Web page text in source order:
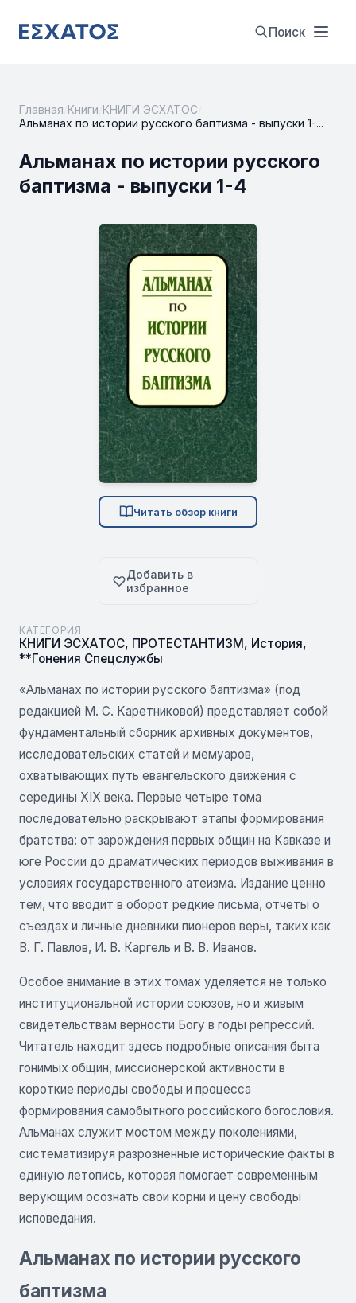
Поиск
Главная Книги КНИГИ ЭСХАТОС
Альманах по истории русского баптизма - выпуски 1-...
Альманах по истории русского
баптизма - выпуски 1-4
Читать обзор книги
Добавить в
избранное
КАТЕГОРИЯ
КНИГИ ЭСХАТОС, ПРОТЕСТАНТИЗМ, История,
**Гонения Спецслужбы
«Альманах по истории русского баптизма» (под
редакцией М. С. Каретниковой) представляет собой
фундаментальный сборник архивных документов,
исследовательских статей и мемуаров,
охватывающих путь евангельского движения с
середины XIX века. Первые четыре тома
последовательно раскрывают этапы формирования
братства: от зарождения первых общин на Кавказе и
юге России до драматических периодов выживания в
условиях государственного атеизма. Издание ценно
тем, что вводит в оборот редкие письма, отчеты о
съездах и личные дневники пионеров веры, таких как
В. Г. Павлов, И. В. Каргель и В. В. Иванов.
Особое внимание в этих томах уделяется не только
институциональной истории союзов, но и живым
свидетельствам верности Богу в годы репрессий.
Читатель находит здесь подробные описания быта
гонимых общин, миссионерской активности в
короткие периоды свободы и процесса
формирования самобытного российского богословия.
Альманах служит мостом между поколениями,
систематизируя разрозненные исторические факты в
единую летопись, которая помогает современным
верующим осознать свои корни и цену свободы
исповедания.
Альманах по истории русского
баптизма